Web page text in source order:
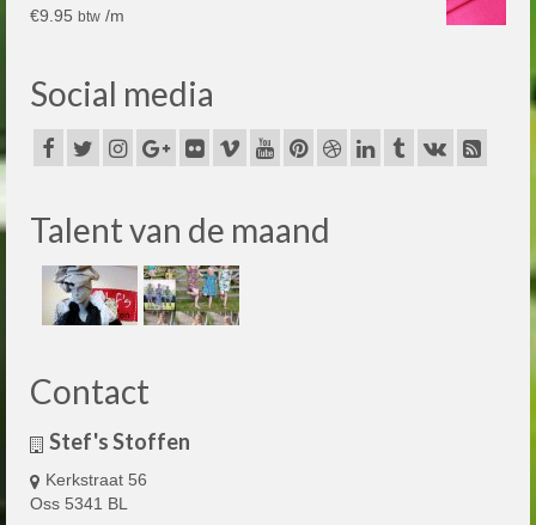
€9.95 btw /m
Social media
Talent van de maand
Contact
Stef's Stoffen
Kerkstraat 56
Oss 5341 BL